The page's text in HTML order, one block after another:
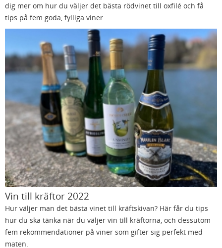
dig mer om hur du väljer det bästa rödvinet till oxfilé och få
tips på fem goda, fylliga viner.
Vin till kräftor 2022
Hur väljer man det bästa vinet till kräftskivan? Här får du tips
hur du ska tänka när du väljer vin till kräftorna, och dessutom
fem rekommendationer på viner som gifter sig perfekt med
maten.